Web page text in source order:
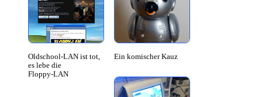
Oldschool-LAN ist tot,
es lebe die
Floppy‑LAN
Ein komischer Kauz